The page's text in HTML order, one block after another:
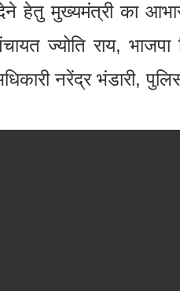
देने हेतु मुख्यमंत्री का
ज्योति राय,
नरेंद्र भंडारी,